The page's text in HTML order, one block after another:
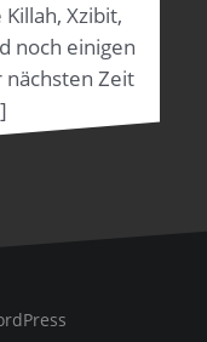
Xzibit,
noch einigen
Zeit